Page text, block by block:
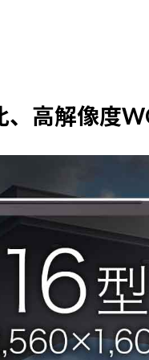
高解像度